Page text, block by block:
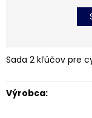
Sada 2 kľúčov pre
Výrobca: